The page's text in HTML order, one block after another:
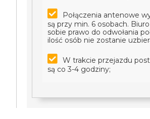
Połączenia antenowe
są przy min. 6 osobach.
sobie prawo do odwołania
ilość osób nie zostanie
W trakcie przejazdu
są co 3-4 godziny;